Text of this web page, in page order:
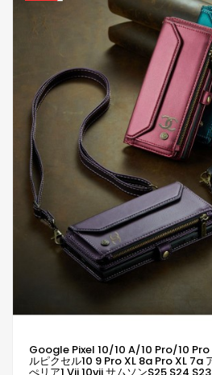
Google Pixel 10/10 A/10 Pro/10 Pro
ルピクセル10 9 Pro XL 8a Pro XL 7a